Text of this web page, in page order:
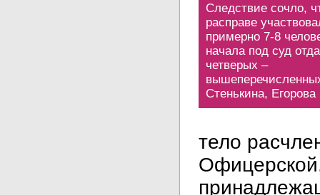
Следствие сочло,
расправе
примерно 7-8
начала под суд
четверых –
Стенькина,
тело